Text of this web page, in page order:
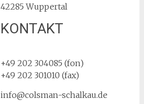
42285 Wuppertal
KONTAKT
+49 202 304085 (fon)
+49 202 301010 (fax)
info@colsman-schalkau.de